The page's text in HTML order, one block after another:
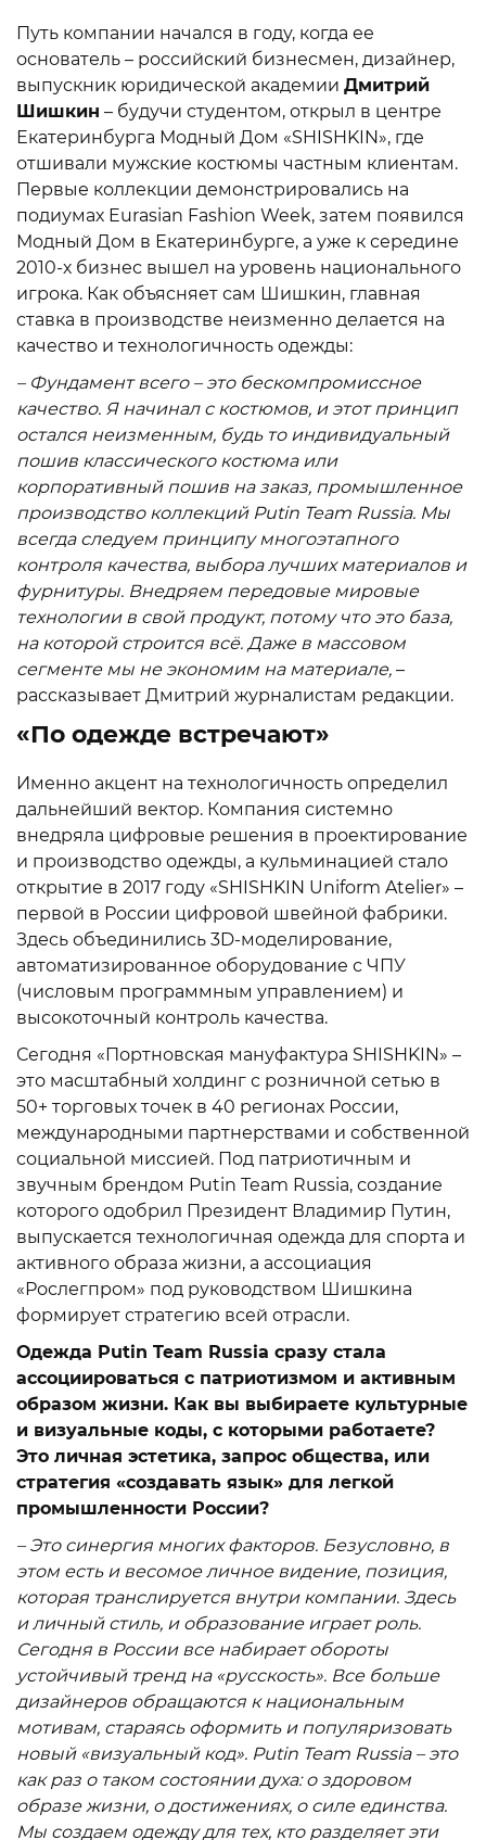
Путь компании начался в году, когда ее
основатель – российский бизнесмен, дизайнер,
выпускник юридической академии Дмитрий
Шишкин – будучи студентом, открыл в центре
Екатеринбурга Модный Дом «SHISHKIN», где
отшивали мужские костюмы частным клиентам.
Первые коллекции демонстрировались на
подиумах Eurasian Fashion Week, затем появился
Модный Дом в Екатеринбурге, а уже к середине
2010-х бизнес вышел на уровень национального
игрока. Как объясняет сам Шишкин, главная
ставка в производстве неизменно делается на
качество и технологичность одежды:
– Фундамент всего – это бескомпромиссное
качество. Я начинал с костюмов, и этот принцип
остался неизменным, будь то индивидуальный
пошив классического костюма или
корпоративный пошив на заказ, промышленное
производство коллекций Putin Team Russia. Мы
всегда следуем принципу многоэтапного
контроля качества, выбора лучших материалов и
фурнитуры. Внедряем передовые мировые
технологии в свой продукт, потому что это база,
на которой строится всё. Даже в массовом
сегменте мы не экономим на материале, –
рассказывает Дмитрий журналистам редакции.
«По одежде встречают»
Именно акцент на технологичность определил
дальнейший вектор. Компания системно
внедряла цифровые решения в проектирование
и производство одежды, а кульминацией стало
открытие в 2017 году «SHISHKIN Uniform Atelier» –
первой в России цифровой швейной фабрики.
Здесь объединились 3D-моделирование,
автоматизированное оборудование с ЧПУ
(числовым программным управлением) и
высокоточный контроль качества.
Сегодня «Портновская мануфактура SHISHKIN» –
это масштабный холдинг с розничной сетью в
50+ торговых точек в 40 регионах России,
международными партнерствами и собственной
социальной миссией. Под патриотичным и
звучным брендом Putin Team Russia, создание
которого одобрил Президент Владимир Путин,
выпускается технологичная одежда для спорта и
активного образа жизни, а ассоциация
«Рослегпром» под руководством Шишкина
формирует стратегию всей отрасли.
Одежда Putin Team Russia сразу стала
ассоциироваться с патриотизмом и активным
образом жизни. Как вы выбираете культурные
и визуальные коды, с которыми работаете?
Это личная эстетика, запрос общества, или
стратегия «создавать язык» для легкой
промышленности России?
– Это синергия многих факторов. Безусловно, в
этом есть и весомое личное видение, позиция,
которая транслируется внутри компании. Здесь
и личный стиль, и образование играет роль.
Сегодня в России все набирает обороты
устойчивый тренд на «русскость». Все больше
дизайнеров обращаются к национальным
мотивам, стараясь оформить и популяризовать
новый «визуальный код». Putin Team Russia – это
как раз о таком состоянии духа: о здоровом
образе жизни, о достижениях, о силе единства.
Мы создаем одежду для тех, кто разделяет эти